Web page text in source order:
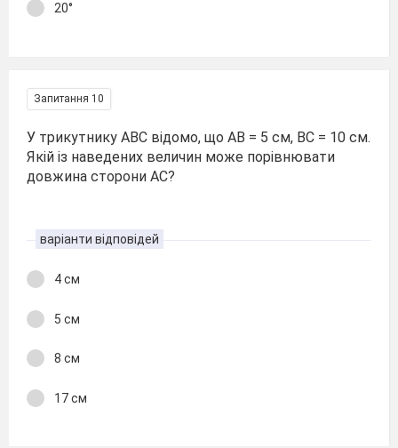
20°
Запитання 10
У трикутнику АВС відомо, що АВ = 5 см, ВС = 10 см.
Якій із наведених величин може порівнювати
довжина сторони АС?
варіанти відповідей
4 см
5 см
8 см
17 см